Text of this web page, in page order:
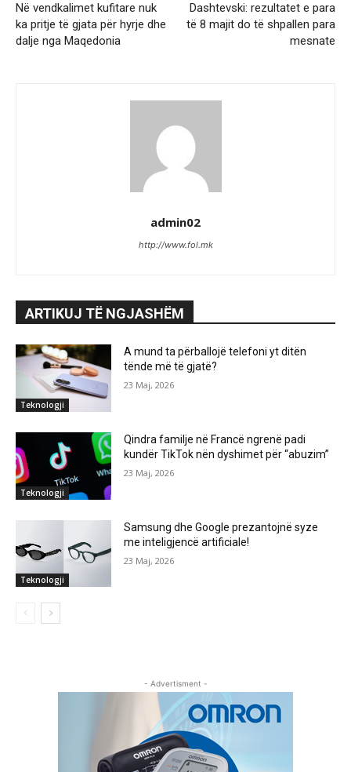
Në vendkalimet kufitare nuk
ka pritje të gjata për hyrje dhe
dalje nga Maqedonia
Dashtevski: rezultatet e para
të 8 majit do të shpallen para
mesnate
admin02
http://www.fol.mk
ARTIKUJ TË NGJASHËM
Teknologji
A mund ta përballojë telefoni yt ditën
tënde më të gjatë?
23 Maj, 2026
Teknologji
Qindra familje në Francë ngrenë padi
kundër TikTok nën dyshimet për “abuzim”
23 Maj, 2026
Teknologji
Samsung dhe Google prezantojnë syze
me inteligjencë artificiale!
23 Maj, 2026
- Advertisment -